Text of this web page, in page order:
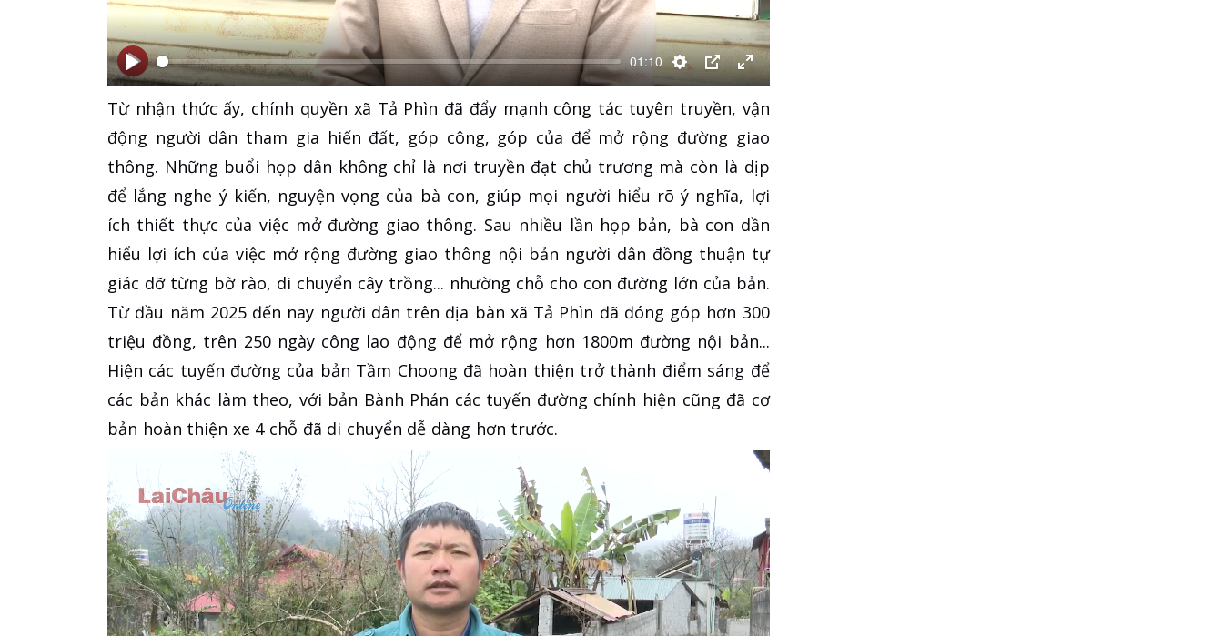
Bắt
đầu
01:10
Thiết
lập
PIP Enter
fullscreen
Bắt
đầu
Từ nhận thức ấy, chính quyền xã Tả Phìn đã đẩy mạnh công tác tuyên truyền, vận
động người dân tham gia hiến đất, góp công, góp của để mở rộng đường giao
thông. Những buổi họp dân không chỉ là nơi truyền đạt chủ trương mà còn là dịp
để lắng nghe ý kiến, nguyện vọng của bà con, giúp mọi người hiểu rõ ý nghĩa, lợi
ích thiết thực của việc mở đường giao thông. Sau nhiều lần họp bản, bà con dần
hiểu lợi ích của việc mở rộng đường giao thông nội bản người dân đồng thuận tự
giác dỡ từng bờ rào, di chuyển cây trồng... nhường chỗ cho con đường lớn của bản.
Từ đầu năm 2025 đến nay người dân trên địa bàn xã Tả Phìn đã đóng góp hơn 300
triệu đồng, trên 250 ngày công lao động để mở rộng hơn 1800m đường nội bản...
Hiện các tuyến đường của bản Tầm Choong đã hoàn thiện trở thành điểm sáng để
các bản khác làm theo, với bản Bành Phán các tuyến đường chính hiện cũng đã cơ
bản hoàn thiện xe 4 chỗ đã di chuyển dễ dàng hơn trước.